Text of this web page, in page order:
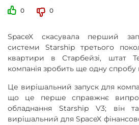
0
0
SpaceX скасувала перший
системи Starship третього
квартири в Старбейзі, штат
компанія зробить ще одну
Це вирішальний запуск для
що це перше справжнє
обладнання Starship V3; він
вирішальний для SpaceX